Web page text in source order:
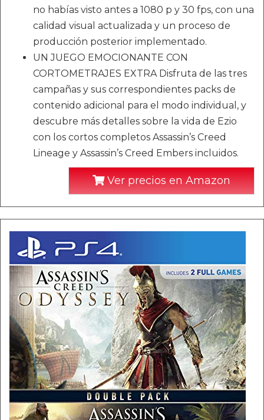
no habías visto antes a 1080 p y 30 fps, con una
calidad visual actualizada y un proceso de
producción posterior implementado.
UN JUEGO EMOCIONANTE CON
CORTOMETRAJES EXTRA Disfruta de las tres
campañas y sus correspondientes packs de
contenido adicional para el modo individual, y
descubre más detalles sobre la vida de Ezio
con los cortos completos Assassin’s Creed
Lineage y Assassin’s Creed Embers incluidos.
Ver precios en Amazon